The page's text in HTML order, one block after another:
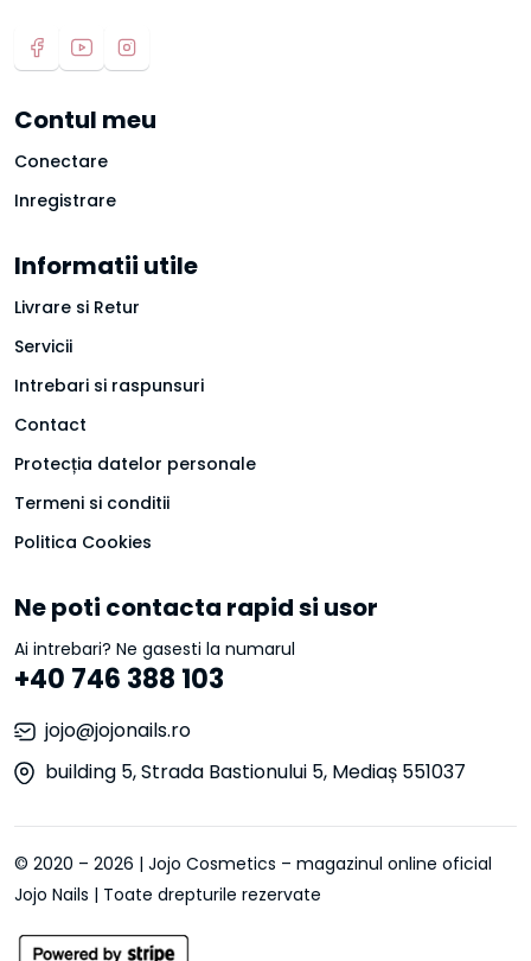
Contul meu
Conectare
Inregistrare
Informatii utile
Livrare si Retur
Servicii
Intrebari si raspunsuri
Contact
Protecția datelor personale
Termeni si conditii
Politica Cookies
Ne poti contacta rapid si usor
Ai intrebari? Ne gasesti la numarul
+40 746 388 103
jojo@jojonails.ro
building 5, Strada Bastionului 5, Mediaș 551037
© 2020 – 2026 | Jojo Cosmetics – magazinul online oficial
Jojo Nails | Toate drepturile rezervate